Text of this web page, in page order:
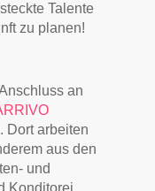
Talente
zu planen!
an
Dort arbeiten
aus den
und
Konditorei,